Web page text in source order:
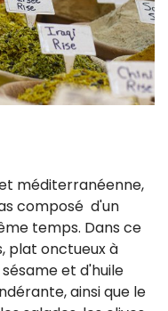
méditerranéenne,
composé d'un
temps. Dans ce
plat onctueux à
et d'huile
ainsi que le